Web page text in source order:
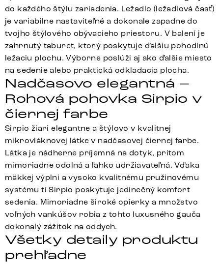
do každého štýlu zariadenia. Ležadlo (ležadlová časť)
je variabilne nastaviteľné a dokonale zapadne do
tvojho štýlového obývacieho priestoru. V balení je
zahrnutý taburet, ktorý poskytuje ďalšiu pohodlnú
ležaciu plochu. Výborne poslúži aj ako ďalšie miesto
na sedenie alebo praktická odkladacia plocha.
Nadčasovo elegantná –
Rohová pohovka Sirpio v
čiernej farbe
Sirpio žiari elegantne a štýlovo v kvalitnej
mikrovláknovej látke v nadčasovej čiernej farbe.
Látka je nádherne príjemná na dotyk, pritom
mimoriadne odolná a ľahko udržiavateľná. Vďaka
mäkkej výplni a vysoko kvalitnému pružinovému
systému ti Sirpio poskytuje jedinečný komfort
sedenia. Mimoriadne široké opierky a množstvo
voľných vankúšov robia z tohto luxusného gauča
dokonalý zážitok na oddych.
Všetky detaily produktu
prehľadne